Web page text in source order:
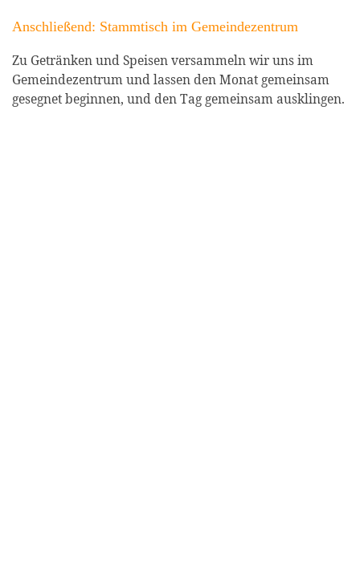
Anschließend: Stammtisch im Gemeindezentrum
Zu Getränken und Speisen versammeln wir uns im
Gemeindezentrum und lassen den Monat gemeinsam
gesegnet beginnen, und den Tag gemeinsam ausklingen.